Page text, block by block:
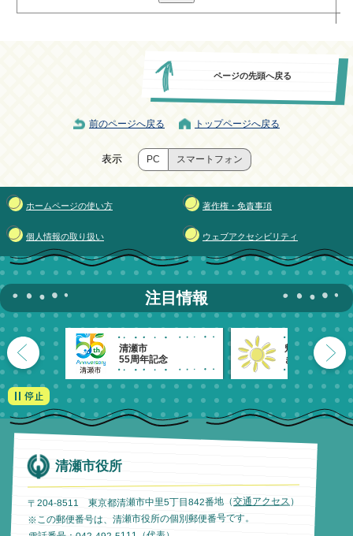
ページの先頭へ戻る
前のページへ戻る トップページへ戻る
表示 PC スマートフォン
ホームページの使い方 著作権・免責事項
個人情報の取り扱い ウェブアクセシビリティ
注目情報
清瀬市
55周年記念
魅力発信！
きよせのーと。
清瀬市役所
〒204-8511 東京都清瀬市中里5丁目842番地（交通アクセス ）
※この郵便番号は、清瀬市役所の個別郵便番号です。